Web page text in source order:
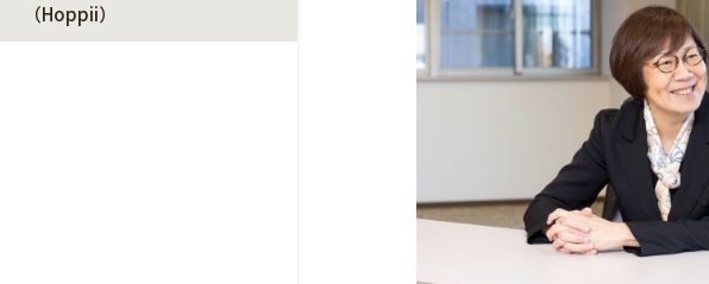
（Hoppii）